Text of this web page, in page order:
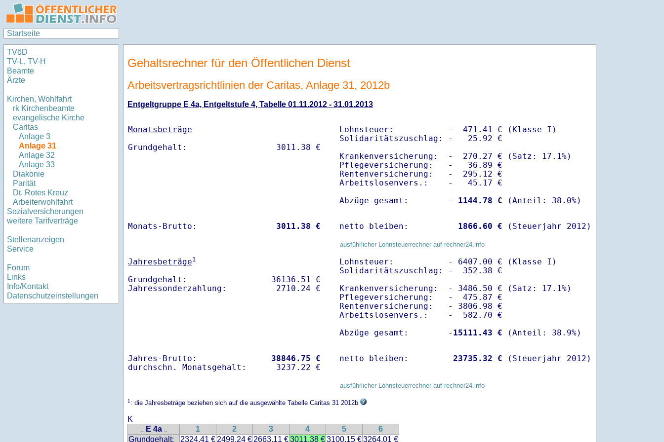
Startseite
TVöD
TV-L, TV-H
Beamte
Ärzte
Kirchen, Wohlfahrt
rk Kirchenbeamte
evangelische Kirche
Caritas
Anlage 3
Anlage 31
Anlage 32
Anlage 33
Diakonie
Parität
Dt. Rotes Kreuz
Arbeiterwohlfahrt
Sozialversicherungen
weitere Tarifverträge
Stellenanzeigen
Service
Forum
Links
Info/Kontakt
Datenschutzeinstellungen
Gehaltsrechner für den Öffentlichen Dienst
Arbeitsvertragsrichtlinien der Caritas, Anlage 31, 2012b
Entgeltgruppe E 4a, Entgeltstufe 4, Tabelle 01.11.2012 - 31.01.2013
Monatsbeträge
Lohnsteuer:           -  471.41 € (Klasse I)
Solidaritätszuschlag: -   25.92 €
Krankenversicherung:  -  270.27 € (Satz: 17.1%)
Pflegeversicherung:   -   36.89 €
Rentenversicherung:   -  295.12 €
Arbeitslosenvers.:    -   45.17 €
Abzüge gesamt:        -
1144.78 €
Monats-Brutto: 3011.38 € netto bleiben: 1866.60 € (Steuerjahr 2012)
ausführlicher Lohnsteuerrechner auf rechner24.info
Jahresbeträge1
Grundgehalt:                 36136.51 €
Lohnsteuer:           - 6407.00 € (Klasse I)
Solidaritätszuschlag: -  352.38 €
Krankenversicherung:  - 3486.50 € (Satz: 17.1%)
Pflegeversicherung:   -  475.87 €
Rentenversicherung:   - 3806.98 €
Arbeitslosenvers.:    -  582.70 €
Abzüge gesamt:        - 15111.43 €
Jahres-Brutto: 38846.75 €
netto bleiben: 23735.32 € (Steuerjahr 2012)
ausführlicher Lohnsteuerrechner auf rechner24.info
1: die Jahresbeträge beziehen sich auf die ausgewählte Tabelle Caritas 31 2012b
K
.. E 4a .. 1 2 3 4 5
6
Grundgehalt:
2324.41 € 2499.24 € 2663.11 €3011.38 €3100.15 €3264.01 €